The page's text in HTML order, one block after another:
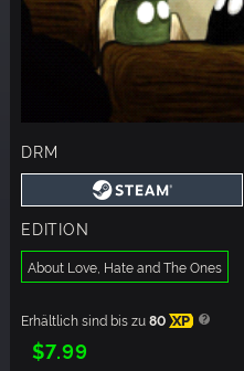
DRM
EDITION
About Love, Hate and The Ones
Erhältlich sind bis zu80 XP
$7.99